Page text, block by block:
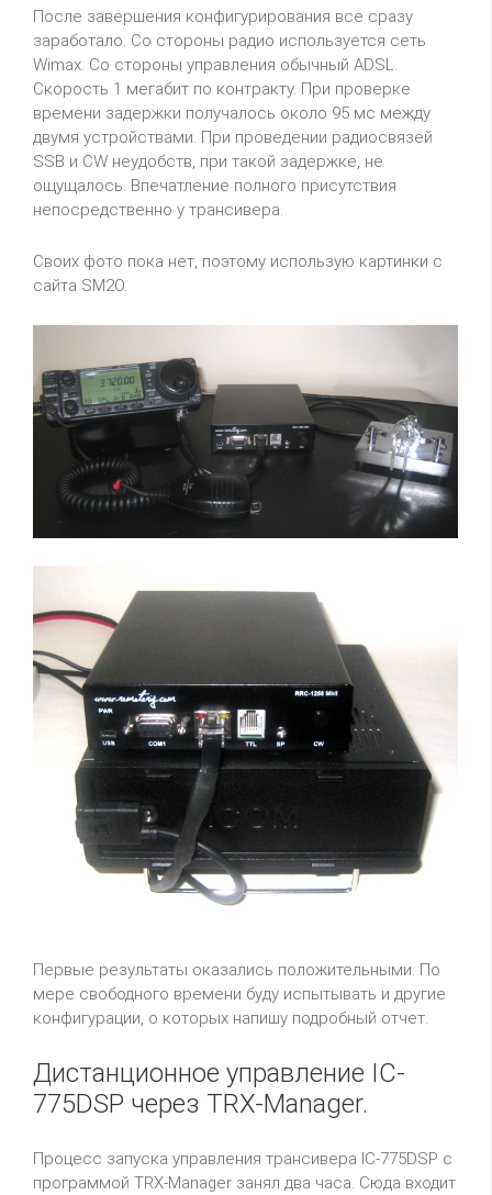
После завершения конфигурирования все сразу
заработало. Со стороны радио используется сеть
Wimax. Со стороны управления обычный ADSL.
Скорость 1 мегабит по контракту. При проверке
времени задержки получалось около 95 мс между
двумя устройствами. При проведении радиосвязей
SSB и CW неудобств, при такой задержке, не
ощущалось. Впечатление полного присутствия
непосредственно у трансивера.
Своих фото пока нет, поэтому использую картинки с
сайта SM2O.
Первые результаты оказались положительными. По
мере свободного времени буду испытывать и другие
конфигурации, о которых напишу подробный отчет.
Дистанционное управление IC-
775DSP через TRX-Manager.
Процесс запуска управления трансивера IC-775DSP c
программой TRX-Manager занял два часа. Сюда входит